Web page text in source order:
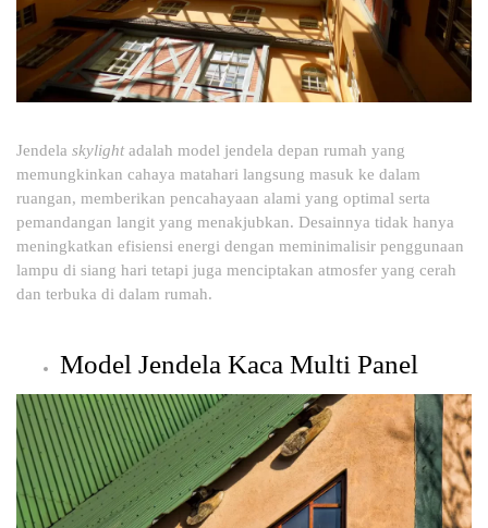
Jendela skylight adalah model jendela depan rumah yang
memungkinkan cahaya matahari langsung masuk ke dalam
ruangan, memberikan pencahayaan alami yang optimal serta
pemandangan langit yang menakjubkan. Desainnya tidak hanya
meningkatkan efisiensi energi dengan meminimalisir penggunaan
lampu di siang hari tetapi juga menciptakan atmosfer yang cerah
dan terbuka di dalam rumah.
Model Jendela Kaca Multi Panel